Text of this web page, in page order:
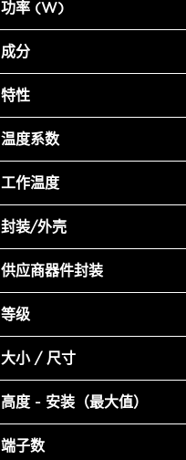
功率 (W)
成分
特性
温度系数
工作温度
封装/外壳
供应商器件封装
等级
大小 / 尺寸
高度 - 安装（最大值）
端子数